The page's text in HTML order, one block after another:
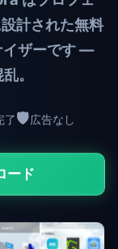
計された無料
イザーです —
。
了🛡️広告なし
ード